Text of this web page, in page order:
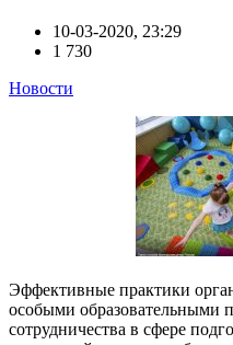
10-03-2020, 23:29
1 730
Новости
Эффективные практики
особыми образовательными
сотрудничества в сфере